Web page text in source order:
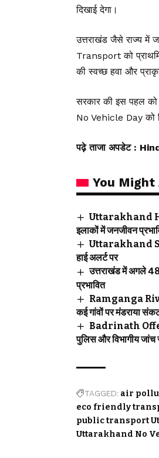
दिखाई देगा।
उत्तराखंड जैसे राज्य में
Transport को
की स्वच्छ हवा और
सरकार की इस पहल को
No Vehicle Day को
पढ़े ताजा अपडेट :
You Might
Uttarakhand
इलाकों में जनजीवन
Uttarakhand
हाई अलर्ट पर
उत्तराखंड में अगले
प्रभावित
Ramganga River
कई गांवों पर मंडराया
Badrinath
पुलिस और विभागीय
TAGGED: air
eco friendly
public transport
Uttarakhand No